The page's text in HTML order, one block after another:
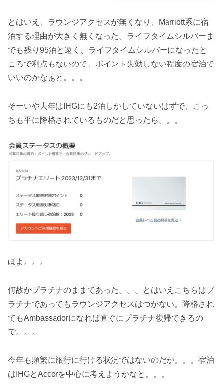
とはいえ、ラウンジアクセスが無くなり、Marriott系に宿
泊する理由が大きく無くなった。ライフタイムシルバーま
でも残り95泊と遠く、ライフタイムシルバーになったと
ころで利点もないので、ポイント失効しない程度の宿泊で
いいのかなぁと。。。
そーいや去年はIHGにも2泊しかしていないはずで、こっ
ちも平に降格されているものだと思ったら。。。
ほよ。。。
何故かプラチナのままであった。。。とはいえこちらはプ
ラチナであってもラウンジアクセスはつかない。降格され
てもAmbassadorになれば直ぐにプラチナ復帰できるの
で。。。
今年も頻繁に旅行に行ける状況ではないのだが。。。宿泊
はIHGとAccorを中心に考えようかなと。。。